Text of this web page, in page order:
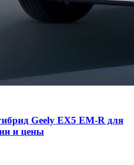
Geely EX5 EM-R для
и цены